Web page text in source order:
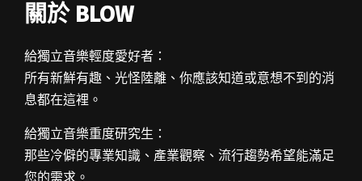
關於 BLOW
給獨立音樂輕度愛好者：
所有新鮮有趣、光怪陸離、你應該知道或意想不到的消
息都在這裡。
給獨立音樂重度研究生：
那些冷僻的專業知識、產業觀察、流行趨勢希望能滿足
您的需求。